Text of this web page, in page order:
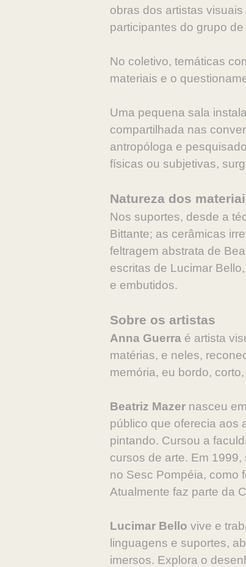
obras dos artistas
participantes do grupo
No coletivo, temáticas
materiais e o
Uma pequena sala
compartilhada nas
antropóloga e
físicas ou subjetivas,
Natureza dos
Nos suportes, desde a
Bittante; as cerâmicas
feltragem abstrata de
escritas de Lucimar
e embutidos.
Sobre os artistas
Anna Guerra é artista
matérias, e neles,
memória, eu bordo,
Beatriz Mazer nasceu
público que oferecia aos
pintando. Cursou a
cursos de arte. Em
no Sesc Pompéia, como
Atualmente faz parte da
Lucimar Bello vive e
linguagens e suportes,
imersos. Explora o